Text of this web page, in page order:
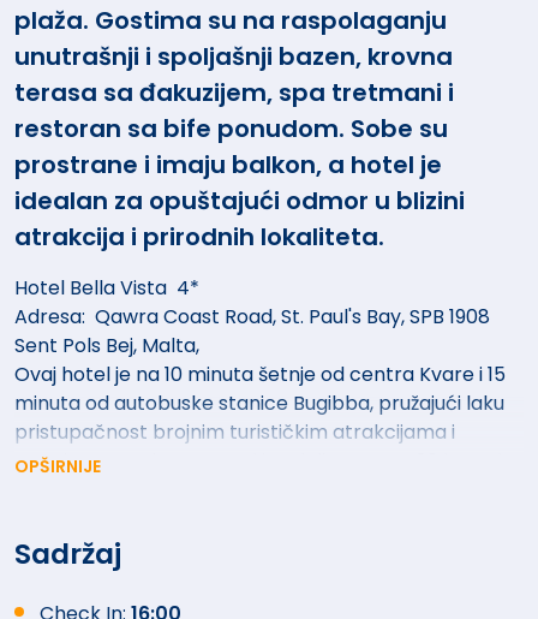
plaža. Gostima su na raspolaganju
unutrašnji i spoljašnji bazen, krovna
terasa sa đakuzijem, spa tretmani i
restoran sa bife ponudom. Sobe su
prostrane i imaju balkon, a hotel je
idealan za opuštajući odmor u blizini
atrakcija i prirodnih lokaliteta.
Hotel Bella Vista 4*
Adresa: Qawra Coast Road, St. Paul's Bay, SPB 1908
Sent Pols Bej, Malta,
Ovaj hotel je na 10 minuta šetnje od centra Kvare i 15
minuta od autobuske stanice Bugibba, pružajući laku
pristupačnost brojnim turističkim atrakcijama i
mestima za zabavu. Hotel je udaljen svega 20 km od
su Akvarijum Malta i brojne plaže lako dostupni. Za
ljubitelje istorije, Domvs Romana i Nacionalni muzej
arheologije nalaze se na kratkoj vožnji autobusom,
OPŠIRNIJE
Sadržaj